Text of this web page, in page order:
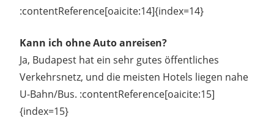
:contentReference[oaicite:14]{index=14}
Kann ich ohne Auto anreisen?
Ja, Budapest hat ein sehr gutes öffentliches
Verkehrsnetz, und die meisten Hotels liegen nahe
U-Bahn/Bus. :contentReference[oaicite:15]
{index=15}